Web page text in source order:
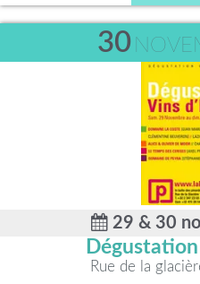
30
29 & 30
Rue de la